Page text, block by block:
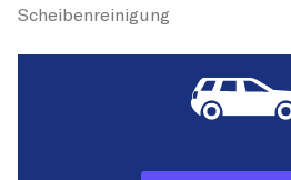
Scheibenreinigung